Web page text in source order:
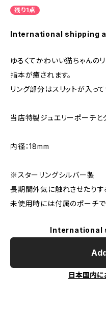
残り1点
International shipping
ゆるくてかわいい猫ちゃんのリ
指本が癒されます。
リング部分はスリットが入っ
当店特製ジュエリーポーチと
内径：18mm
※スターリングシルバー製
長期間外気に触れさせたりす
未使用時には付属のポーチで
International
日本国内